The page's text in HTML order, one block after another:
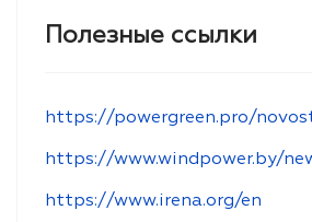
Полезные ссылки
https://www.windpower.by/
https://www.irena.org/en